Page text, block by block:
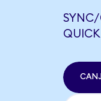
SYNC/
QUICK